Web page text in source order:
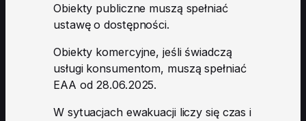
Obiekty publiczne muszą spełniać
ustawę o dostępności.
Obiekty komercyjne, jeśli świadczą
usługi konsumentom, muszą spełniać
EAA od 28.06.2025.
W sytuacjach ewakuacji liczy się czas i